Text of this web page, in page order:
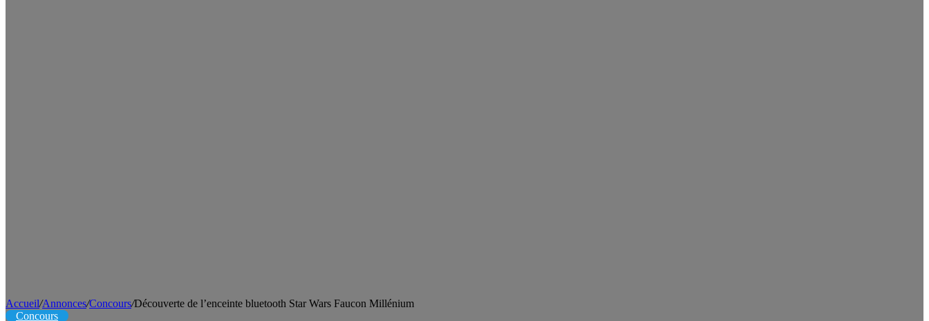
Accueil/Annonces/Concours/Découverte de l’enceinte bluetooth Star Wars Faucon Millénium
Concours